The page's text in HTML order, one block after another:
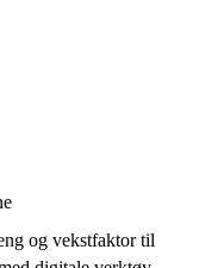
og vekstfaktor til